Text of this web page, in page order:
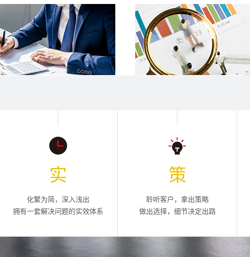
实
化繁为简，深入浅出
拥有一套解决问题的实效体系
策
聆听客户，拿出策略
做出选择，细节决定出路